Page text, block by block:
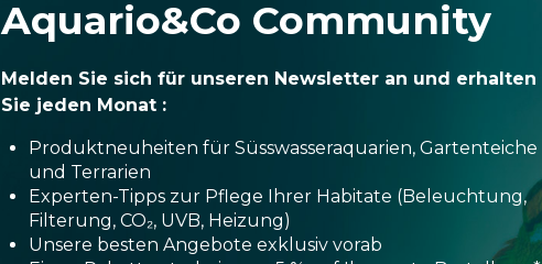
Aquario&Co Community
Melden Sie sich für unseren Newsletter an und erhalten
Sie jeden Monat :
Produktneuheiten für Süsswasseraquarien, Gartenteiche
und Terrarien
Experten-Tipps zur Pflege Ihrer Habitate (Beleuchtung,
Filterung, CO₂, UVB, Heizung)
Unsere besten Angebote exklusiv vorab